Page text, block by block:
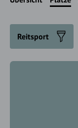
Reitsport